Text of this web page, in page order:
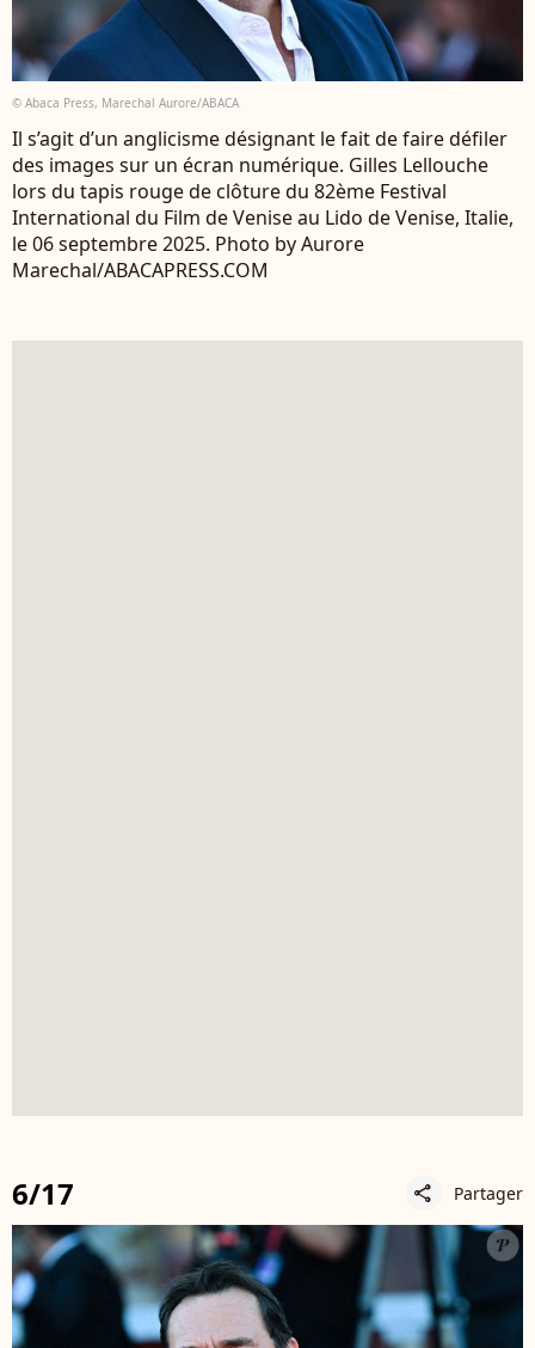
© Abaca Press, Marechal Aurore/ABACA
Il s’agit d’un anglicisme désignant le fait de faire défiler
des images sur un écran numérique. Gilles Lellouche
lors du tapis rouge de clôture du 82ème Festival
International du Film de Venise au Lido de Venise, Italie,
le 06 septembre 2025. Photo by Aurore
Marechal/ABACAPRESS.COM
6/17 share Partager